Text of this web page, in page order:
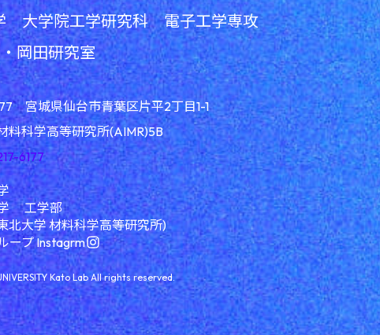
大学院工学研究科 電子工学専攻
岡田研究室
宮城県仙台市青葉区片平2丁目1-1
料科学高等研究所(AIMR)5B
6177
工学部
北大学 材料科学高等研究所)
ープ Instagrm
Kato Lab All rights reserved.